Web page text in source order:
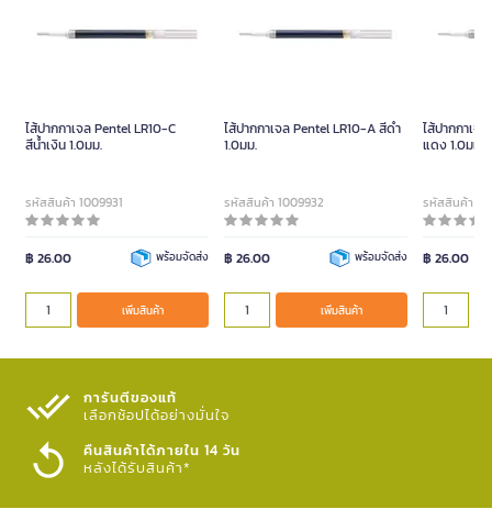
ไส้ปากกาเจล Pentel LR10-C
สีน้ำเงิน 1.0มม.
รหัสสินค้า 1009931
฿ 26.00 พร้อมจัดส่ง
เพิ่มสินค้า
ไส้ปากกาเจล Pentel LR10-A สีดำ
1.0มม.
รหัสสินค้า 1009932
฿ 26.00 พร้อมจัดส่ง
เพิ่มสินค้า
ไส้ปากกาเจ
แดง 1.0มม.
รหัสสินค้า
฿ 26.00
การันตีของแท้
เลือกช้อปได้อย่างมั่นใจ​
คืนสินค้าได้ภายใน 14 วัน
หลังได้รับสินค้า*